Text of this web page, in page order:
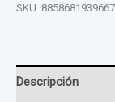
SKU: 8858681939667
Descripción